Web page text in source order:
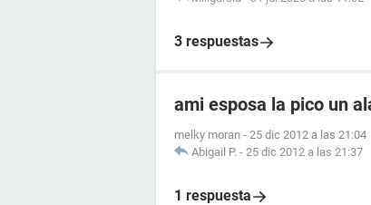
3 respuestas
ami esposa la pico un
melky moran - 25 dic 2012 a las 21:04
Abigail P. - 25 dic 2012 a las 21:37
1 respuesta